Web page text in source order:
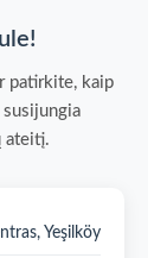
patirkite, kaip
ateitį.
Yeşilköy